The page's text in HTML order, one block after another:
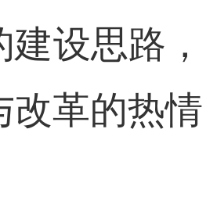
建设思路
改革的热